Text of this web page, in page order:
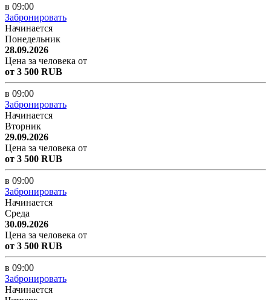
в 09:00
Забронировать
Начинается
Понедельник
28.09.2026
Цена за человека от
от 3 500 RUB
в 09:00
Забронировать
Начинается
Вторник
29.09.2026
Цена за человека от
от 3 500 RUB
в 09:00
Забронировать
Начинается
Среда
30.09.2026
Цена за человека от
от 3 500 RUB
в 09:00
Забронировать
Начинается